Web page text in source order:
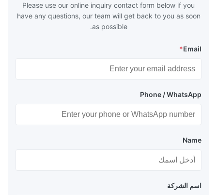
Please use our online inquiry contact form below if you
have any questions, our team will get back to you as soon
as possible.
Email
*
Phone / WhatsApp
Name
اسم الشركة